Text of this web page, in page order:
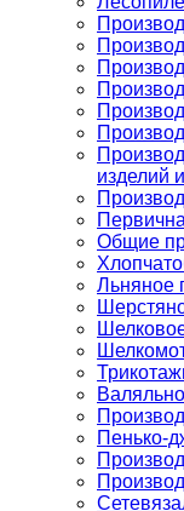
изделий
Общие
Льняное
Пенько-